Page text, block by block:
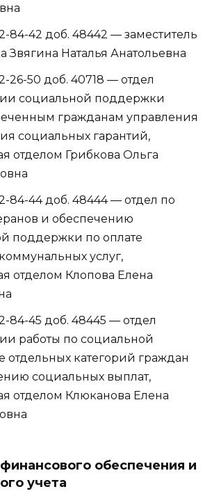
84-42 доб. 48442 — заместитель
Звягина Наталья Анатольевна
26-50 доб. 40718 — отдел
социальной поддержки
гражданам управления
социальных гарантий,
отделом Грибкова Ольга
84-44 доб. 48444 — отдел по
и обеспечению
поддержки по оплате
услуг,
отделом Клопова Елена
84-45 доб. 48445 — отдел
работы по социальной
отдельных категорий граждан
социальных выплат,
отделом Клюканова Елена
обеспечения и
учета